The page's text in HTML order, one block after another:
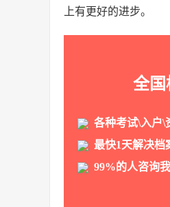
上有更好的进步。
全国
各种考试\入户\
最快1天解决档
99%的人咨询